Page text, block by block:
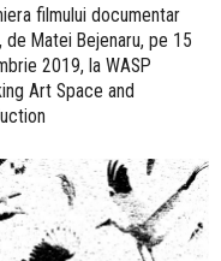
filmului documentar
de Matei Bejenaru, pe 15
2019, la WASP
Art Space and